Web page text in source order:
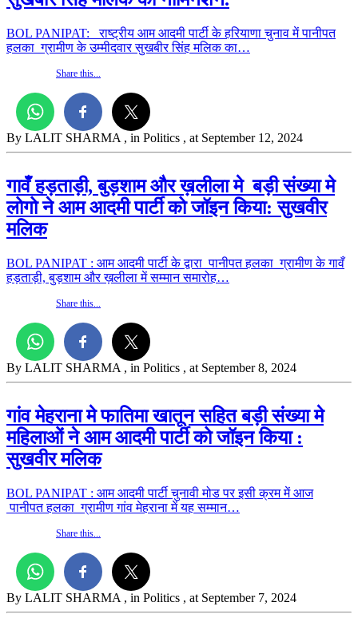
BOL PANIPAT: राष्ट्रीय आम आदमी पार्टी के हरियाणा चुनाव में पानीपत
हलका ग्रामीण के उम्मीदवार सुखबीर सिंह मलिक का…
Share this...
By LALIT SHARMA , in Politics , at September 12, 2024
गावँ हड़ताड़ी, बुड़शाम और ख़लीला मे बड़ी संख्या मे
लोगो ने आम आदमी पार्टी को जॉइन किया: सुखवीर
मलिक
BOL PANIPAT : आम आदमी पार्टी के द्वारा पानीपत हलका ग्रामीण के गावँ
हड़ताड़ी, बुड़शाम और ख़लीला में सम्मान समारोह…
Share this...
By LALIT SHARMA , in Politics , at September 8, 2024
गांव मेहराना मे फातिमा खातून सहित बड़ी संख्या मे
महिलाओं ने आम आदमी पार्टी को जॉइन किया :
सुखवीर मलिक
BOL PANIPAT : आम आदमी पार्टी चुनावी मोड पर इसी क्रम में आज
पानीपत हलका ग्रामीण गांव मेहराना में यह सम्मान…
Share this...
By LALIT SHARMA , in Politics , at September 7, 2024